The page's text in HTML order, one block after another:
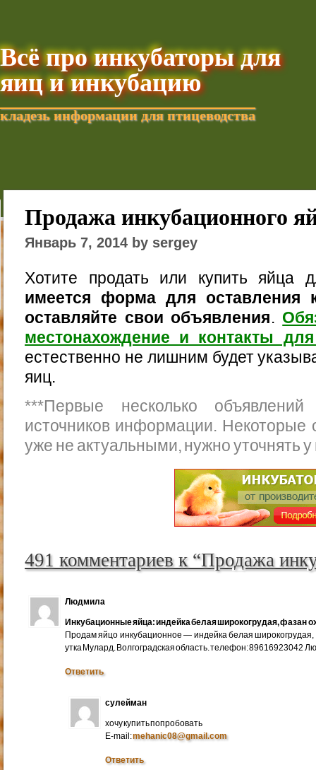
Всё про инкубаторы для
яиц и инкубацию
кладезь информации для птицеводства
Добавить текущую
Продажа инкубационного
Январь 7, 2014 by sergey
Хотите продать или купить яйца
имеется форма для оставления
оставляйте свои объявления.
местонахождение и контакты
естественно не лишним будет
яиц.
***Первые несколько
источников информации. Некоторые
уже не актуальными, нужно уточнять
491 комментариев к “Продажа
Людмила
Инкубационные яйца: индейка белая широкогрудая, фазан
Продам яйцо инкубационное — индейка белая
утка Мулард. Волгоградская область. телефон: 89616923042
Ответить
сулейман
хочу купить попробовать
E-mail:mehanic08@gmail.com
Ответить